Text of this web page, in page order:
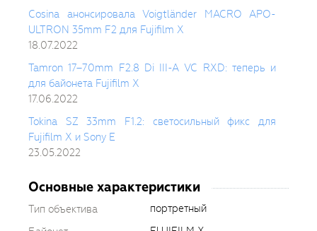
Cosina анонсировала Voigtländer MACRO APO-
ULTRON 35mm F2 для Fujifilm X
18.07.2022
Tamron 17–70mm F2.8 Di III-A VC RXD: теперь и
для байонета Fujifilm X
17.06.2022
Tokina SZ 33mm F1.2: светосильный фикс для
Fujifilm X и Sony E
23.05.2022
Основные характеристики
Тип объектива
портретный